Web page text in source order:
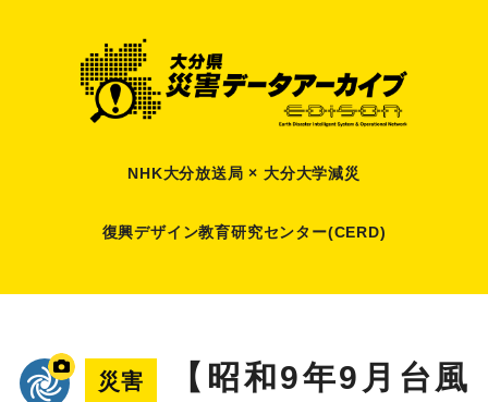
NHK大分放送局 × 大分大学減災
復興デザイン教育研究センター(CERD)
災害
【昭和9年9月台風